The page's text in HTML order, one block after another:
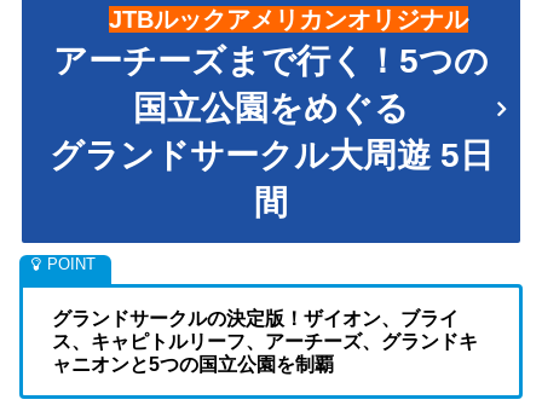
JTBルックアメリカンオリジナル
アーチーズまで行く！5つの
国立公園をめぐる
グランドサークル大周遊 5日
間
グランドサークルの決定版！ザイオン、ブライ
ス、キャピトルリーフ、アーチーズ、グランドキ
ャニオンと5つの国立公園を制覇